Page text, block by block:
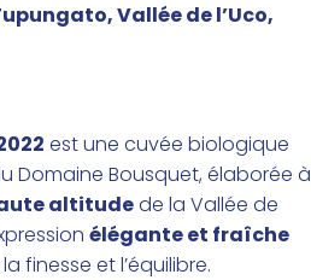
Vallée de l’Uco,
est une cuvée biologique
Domaine Bousquet, élaborée à
altitudede la Vallée de
élégante et fraîche
finesse et l’équilibre.